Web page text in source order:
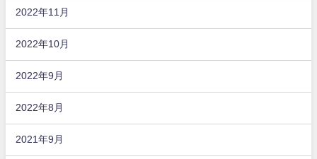
2022年11月
2022年10月
2022年9月
2022年8月
2021年9月